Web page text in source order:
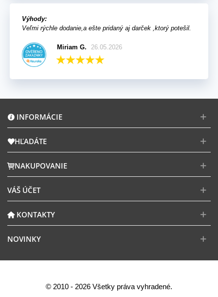
Výhody:
Veľmi rýchle dodanie,a ešte pridaný aj darček ,ktorý potešil.
Miriam G. 26.05.2026
INFORMÁCIE
HĽADÁTE
NAKUPOVANIE
VÁŠ ÚČET
KONTAKTY
NOVINKY
© 2010 - 2026 Všetky práva vyhradené.